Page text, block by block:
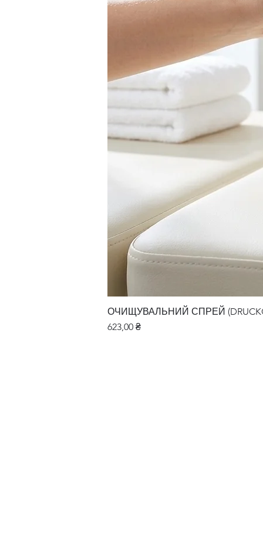
ОЧИЩУВАЛЬНИЙ СПРЕЙ
Ціна
623,00 ₴